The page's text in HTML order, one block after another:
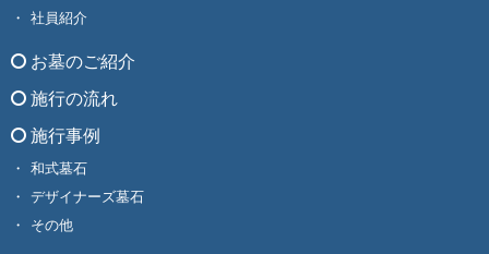
社員紹介
お墓のご紹介
施行の流れ
施行事例
和式墓石
デザイナーズ墓石
その他